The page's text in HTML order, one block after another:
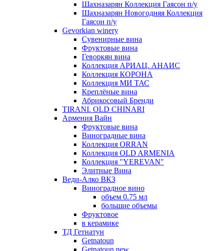
Шахназарян Коллекция Гаясон п/у
Шахназарян Новогодняя Коллекция
Гаясон п/у
Gevorkian winery
Сувенирные вина
Фруктовые вина
Геворкян вина
Коллекция АРИАЦ. АНАИС
Коллекция КОРОНА
Коллекция МИ ТАС
Креплёные вина
Абрикосовый Бренди
TIRANI. OLD CHINARI
Армения Вайн
Фруктовые вина
Виноградные вина
Коллекция ORRAN
Коллекция OLD ARMENIA
Коллекция "YEREVAN"
Элитные Вина
Веди-Алко ВКЗ
Виноградное вино
объем 0.75 мл
большие объемы
Фруктовое
в керамике
ТД Гетнатун
Getnatoun
Getnatoun new